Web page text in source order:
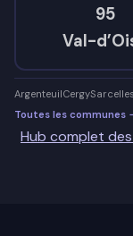
95
Val-
ArgenteuilCergySarcelles
Toutes les communes
Hub complet